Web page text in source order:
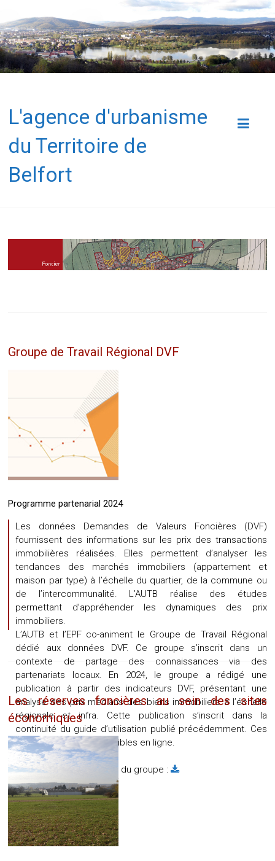
L'agence d'urbanisme
du Territoire de
Belfort
Groupe de Travail Régional DVF
Programme partenarial 2024
Les données Demandes de Valeurs Foncières (DVF)
fournissent des informations sur les prix des transactions
immobilières réalisées. Elles permettent d’analyser les
tendances des marchés immobiliers (appartement et
maison par type) à l’échelle du quartier, de la commune ou
de l’intercommunalité. L’AUTB réalise des études
permettant d’appréhender les dynamiques des prix
immobiliers.
L’AUTB et l’EPF co-animent le Groupe de Travail Régional
dédié aux données DVF. Ce groupe s’inscrit dans un
contexte de partage des connaissances via des
partenariats locaux. En 2024, le groupe a rédigé une
publication à partir des indicateurs DVF, présentant une
analyse des prix médians des biens immobiliers à l’échelle
régionale et infra. Cette publication s’inscrit dans la
continuité du guide d’utilisation publié précédemment. Ces
ressources sont accessibles en ligne.
Référente :Caroline Petit
Accéder aux ressources du groupe :
Les réserves foncières au sein des sites
économiques